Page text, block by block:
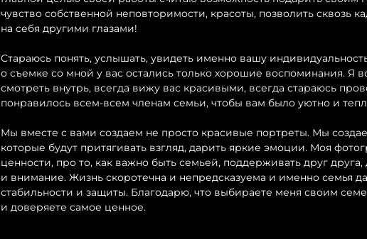
чувство собственной неповторимости, красоты, позволить сквозь
на себя другими глазами!
Стараюсь понять, услышать, увидеть именно вашу
о съемке со мной у вас остались только хорошие воспоминания. Я
смотреть внутрь, всегда вижу вас красивыми, всегда стараюсь
понравилось всем-всем членам семьи, чтобы вам было уютно и
Мы вместе с вами создаем не просто красивые портреты. Мы
которые будут притягивать взгляд, дарить яркие эмоции. Моя
ценности, про то, как важно быть семьей, поддерживать друг друга,
и внимание. Жизнь скоротечна и непредсказуема и именно семья
стабильности и защиты. Благодарю, что выбираете меня своим
и доверяете самое ценное.